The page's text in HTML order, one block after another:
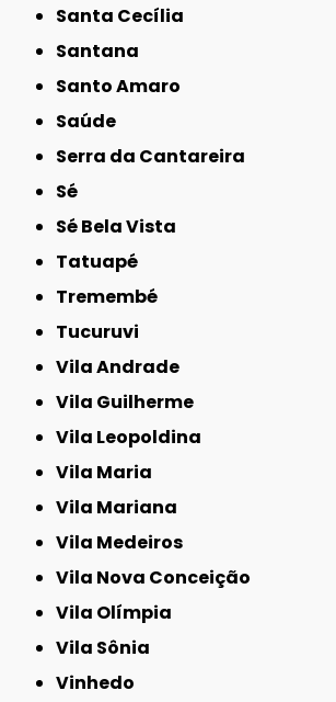
Santa Cecília
Santana
Santo Amaro
Saúde
Serra da Cantareira
Sé
Sé Bela Vista
Tatuapé
Tremembé
Tucuruvi
Vila Andrade
Vila Guilherme
Vila Leopoldina
Vila Maria
Vila Mariana
Vila Medeiros
Vila Nova Conceição
Vila Olímpia
Vila Sônia
Vinhedo